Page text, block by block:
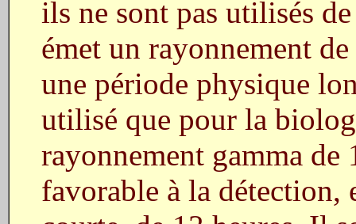
ils ne sont pas utilisés
émet un rayonnement
une période physique
utilisé que pour la
rayonnement gamma de
favorable à la détection,